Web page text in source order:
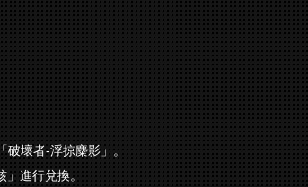
壞者-浮掠麋影」。
進行兌換。